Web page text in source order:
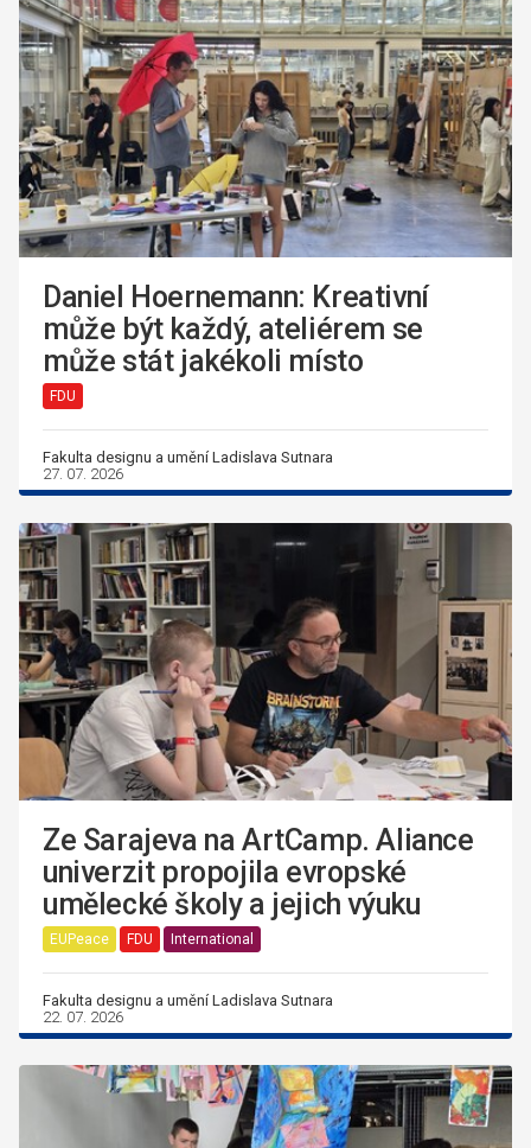
Daniel Hoernemann: Kreativní
může být každý, ateliérem se
může stát jakékoli místo
FDU
Fakulta designu a umění Ladislava Sutnara
27. 07. 2026
Ze Sarajeva na ArtCamp. Aliance
univerzit propojila evropské
umělecké školy a jejich výuku
EUPeace FDU International
Fakulta designu a umění Ladislava Sutnara
22. 07. 2026